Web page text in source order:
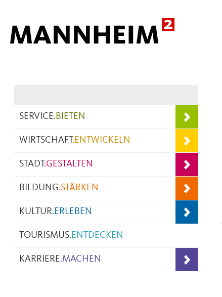
SERVICE.BIETEN
WIRTSCHAFT.ENTWICKELN
STADT.GESTALTEN
BILDUNG.STÄRKEN
KULTUR.ERLEBEN
TOURISMUS.ENTDECKEN
KARRIERE.MACHEN